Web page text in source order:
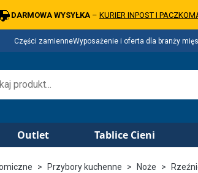
DARMOWA WYSYŁKA – KURIER INPOST I
Części zamienneWyposażenie i oferta dla branży
Outlet Tablice Cieni
Przybory kuchenne Noże